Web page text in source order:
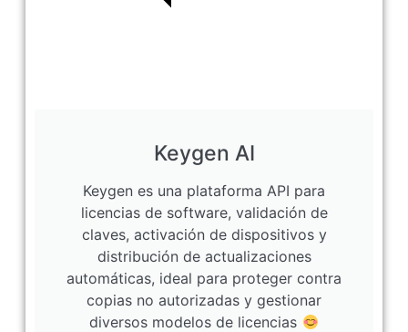
Keygen AI
Keygen es una plataforma API para
licencias de software, validación de
claves, activación de dispositivos y
distribución de actualizaciones
automáticas, ideal para proteger contra
copias no autorizadas y gestionar
diversos modelos de licencias